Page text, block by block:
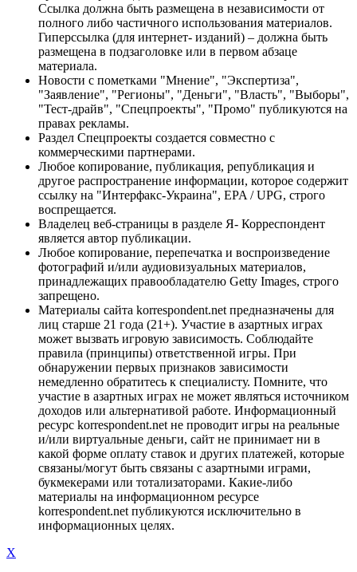
Ссылка должна быть размещена в независимости от
полного либо частичного использования материалов.
Гиперссылка (для интернет- изданий) – должна быть
размещена в подзаголовке или в первом абзаце
материала.
Новости с пометками "Мнение", "Экспертиза",
"Заявление", "Регионы", "Деньги", "Власть", "Выборы",
"Тест-драйв", "Спецпроекты", "Промо" публикуются на
правах рекламы.
Раздел Спецпроекты создается совместно с
коммерческими партнерами.
Любое копирование, публикация, републикация и
другое распространение информации, которое содержит
ссылку на "Интерфакс-Украина", EPA / UPG, строго
воспрещается.
Владелец веб-страницы в разделе Я- Корреспондент
является автор публикации.
Любое копирование, перепечатка и воспроизведение
фотографий и/или аудиовизуальных материалов,
принадлежащих правообладателю Getty Images, строго
запрещено.
Материалы сайта korrespondent.net предназначены для
лиц старше 21 года (21+). Участие в азартных играх
может вызвать игровую зависимость. Соблюдайте
правила (принципы) ответственной игры. При
обнаружении первых признаков зависимости
немедленно обратитесь к специалисту. Помните, что
участие в азартных играх не может являться источником
доходов или альтернативой работе. Информационный
ресурс korrespondent.net не проводит игры на реальные
и/или виртуальные деньги, сайт не принимает ни в
какой форме оплату ставок и других платежей, которые
связаны/могут быть связаны с азартными играми,
букмекерами или тотализаторами. Какие-либо
материалы на информационном ресурсе
korrespondent.net публикуются исключительно в
информационных целях.
X